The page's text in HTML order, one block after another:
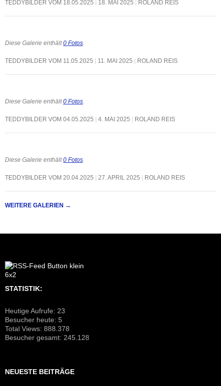
TEDDYBILDER VOM 18.05.2025 18. MAI 2025 ROLAND REIS
Diese Galerie enthält0 Fotos
TEDDYBILDER VOM 11.05.2025 11. MAI 2025 ROLAND REIS
Diese Galerie enthält0 Fotos
TEDDYBILDER VOM 04.05.2025 4. MAI 2025 ROLAND REIS
Diese Galerie enthält0 Fotos
TEDDYBILDER VOM 20.04.2025 27. APRIL 2025 ROLAND REIS
WEITERE GALERIEN →
STATISTIK:
Heutige Aufrufe: 23
Besucher heute: 5
Total Views: 888.378
Besucher gesamt: 245.128
NEUESTE BEITRÄGE